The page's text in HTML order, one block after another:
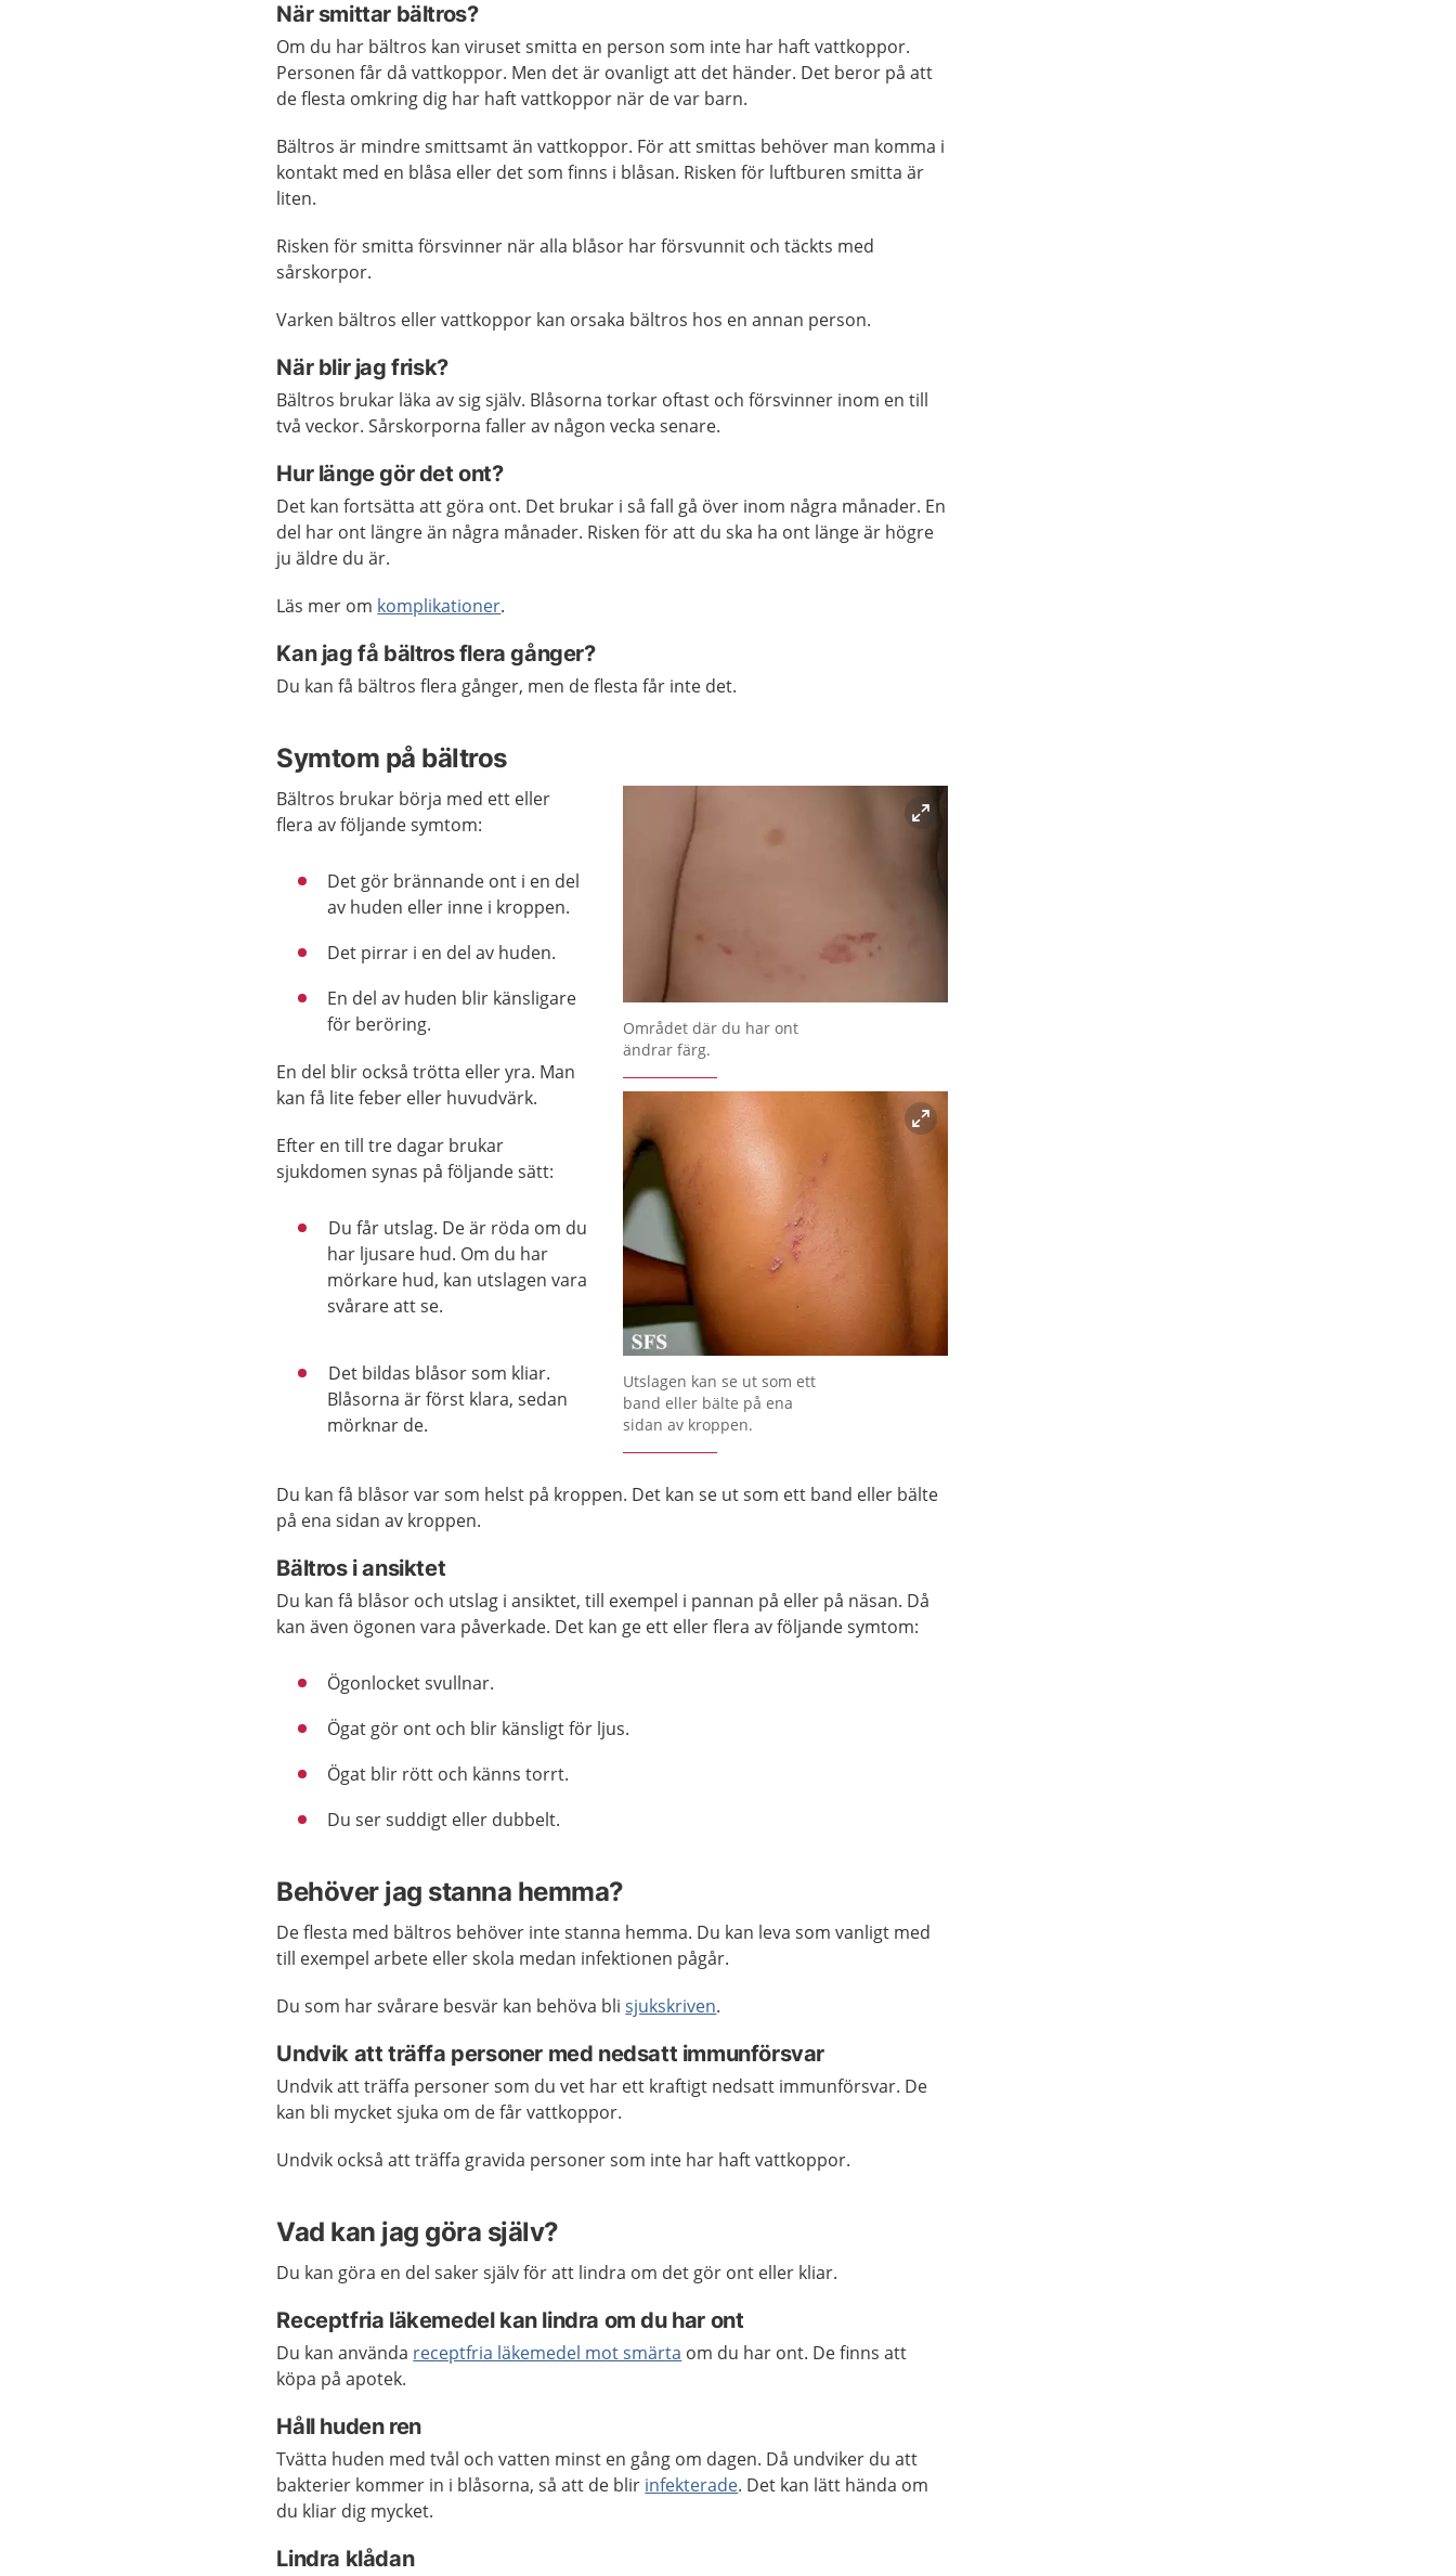
När smittar bältros?
Om du har bältros kan viruset smitta en person som inte har haft vattkoppor.
Personen får då vattkoppor. Men det är ovanligt att det händer. Det beror på att
de flesta omkring dig har haft vattkoppor när de var barn.
Bältros är mindre smittsamt än vattkoppor. För att smittas behöver man komma i
kontakt med en blåsa eller det som finns i blåsan. Risken för luftburen smitta är
liten.
Risken för smitta försvinner när alla blåsor har försvunnit och täckts med
sårskorpor.
Varken bältros eller vattkoppor kan orsaka bältros hos en annan person.
När blir jag frisk?
Bältros brukar läka av sig själv. Blåsorna torkar oftast och försvinner inom en till
två veckor. Sårskorporna faller av någon vecka senare.
Hur länge gör det ont?
Det kan fortsätta att göra ont. Det brukar i så fall gå över inom några månader. En
del har ont längre än några månader. Risken för att du ska ha ont länge är högre
ju äldre du är.
Läs mer om komplikationer.
Kan jag få bältros flera gånger?
Du kan få bältros flera gånger, men de flesta får inte det.
Symtom på bältros
Förstora bilden
Området där du har ont
ändrar färg.
Förstora bilden
Utslagen kan se ut som ett
band eller bälte på ena
sidan av kroppen.
Bältros brukar börja med ett eller
flera av följande symtom:
Det gör brännande ont i en del
av huden eller inne i kroppen.
Det pirrar i en del av huden.
En del av huden blir känsligare
för beröring.
En del blir också trötta eller yra. Man
kan få lite feber eller huvudvärk.
Efter en till tre dagar brukar
sjukdomen synas på följande sätt:
Du får utslag. De är röda om du
har ljusare hud. Om du har
mörkare hud, kan utslagen vara
svårare att se.
Det bildas blåsor som kliar.
Blåsorna är först klara, sedan
mörknar de.
Du kan få blåsor var som helst på kroppen. Det kan se ut som ett band eller bälte
på ena sidan av kroppen.
Bältros i ansiktet
Du kan få blåsor och utslag i ansiktet, till exempel i pannan på eller på näsan. Då
kan även ögonen vara påverkade. Det kan ge ett eller flera av följande symtom:
Ögonlocket svullnar.
Ögat gör ont och blir känsligt för ljus.
Ögat blir rött och känns torrt.
Du ser suddigt eller dubbelt.
Behöver jag stanna hemma?
De flesta med bältros behöver inte stanna hemma. Du kan leva som vanligt med
till exempel arbete eller skola medan infektionen pågår.
Du som har svårare besvär kan behöva blisjukskriven.
Undvik att träffa personer med nedsatt immunförsvar
Undvik att träffa personer som du vet har ett kraftigt nedsatt immunförsvar. De
kan bli mycket sjuka om de får vattkoppor.
Undvik också att träffa gravida personer som inte har haft vattkoppor.
Vad kan jag göra själv?
Du kan göra en del saker själv för att lindra om det gör ont eller kliar.
Receptfria läkemedel kan lindra om du har ont
Du kan använda receptfria läkemedel mot smärta om du har ont. De finns att
köpa på apotek.
Håll huden ren
Tvätta huden med tvål och vatten minst en gång om dagen. Då undviker du att
bakterier kommer in i blåsorna, så att de blir infekterade. Det kan lätt hända om
du kliar dig mycket.
Lindra klådan